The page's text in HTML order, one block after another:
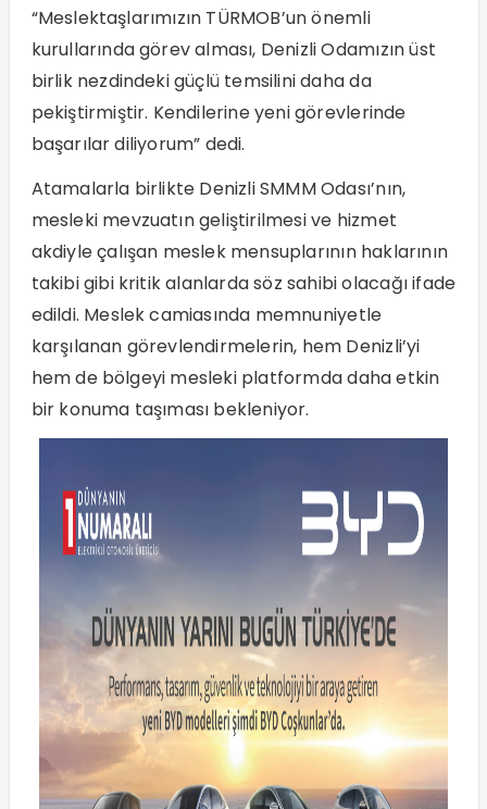
“Meslektaşlarımızın TÜRMOB’un önemli
kurullarında görev alması, Denizli Odamızın üst
birlik nezdindeki güçlü temsilini daha da
pekiştirmiştir. Kendilerine yeni görevlerinde
başarılar diliyorum” dedi.
Atamalarla birlikte Denizli SMMM Odası’nın,
mesleki mevzuatın geliştirilmesi ve hizmet
akdiyle çalışan meslek mensuplarının haklarının
takibi gibi kritik alanlarda söz sahibi olacağı ifade
edildi. Meslek camiasında memnuniyetle
karşılanan görevlendirmelerin, hem Denizli’yi
hem de bölgeyi mesleki platformda daha etkin
bir konuma taşıması bekleniyor.